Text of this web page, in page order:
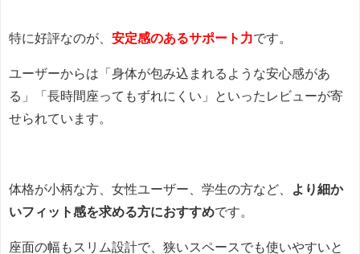
特に好評なのが、 安定感のあるサポート力です。
ユーザーからは「身体が包み込まれるような安心感があ
る」「長時間座ってもずれにくい」といったレビューが寄
せられています。
体格が小柄な方、女性ユーザー、学生の方など、
より細か
いフィット感を求める方におすすめです。
座面の幅もスリム設計で、狭いスペースでも使いやすいと